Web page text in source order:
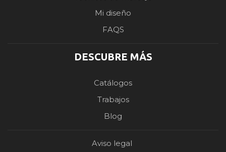
Mi diseño
FAQS
DESCUBRE MÁS
Catálogos
Trabajos
Blog
Aviso legal